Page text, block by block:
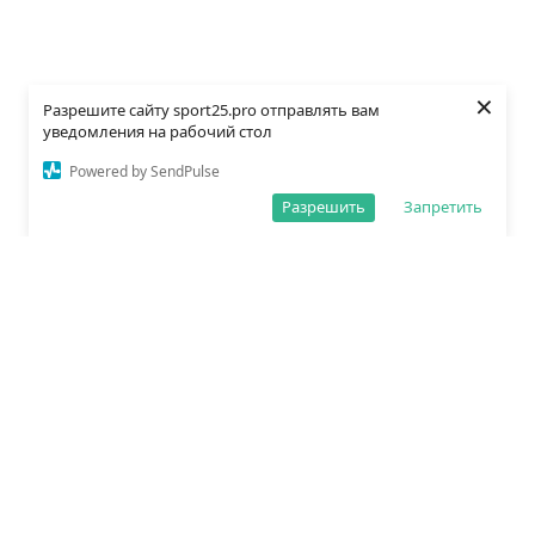
Разрешите сайту sport25.pro отправлять вам
уведомления на рабочий стол
Powered by SendPulse
Запретить
Разрешить
×